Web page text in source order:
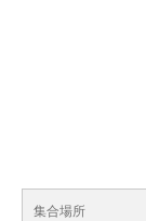
集合場所